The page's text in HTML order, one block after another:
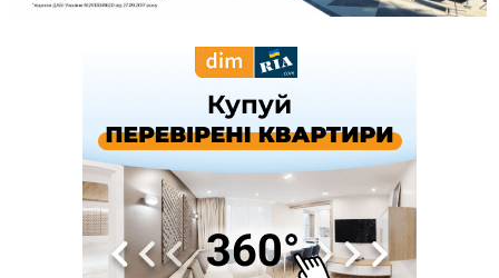
11:45
У Надвірній п'яна жінка побила малолітнього хлопчика: суд
У басейні Дністра встановилася гідрологічна посуха - рівні
води наблизилися до найнижчих показників
У Бурштині поблизу АЗС сталася масова бійка, поліція
з'ясовує обставини
ФОП із Житомира після купівлі права вимоги за 120
тисяч позивається до Франківська на понад 20 млн грн
У горах біля Осмолоди за допомогою БПЛА розшукали
двох жінок, які заблукали під час збирання ягід